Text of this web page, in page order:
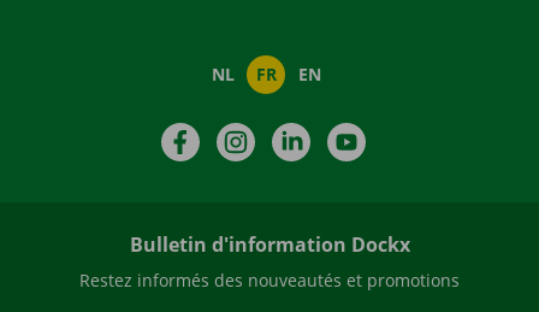
NL FR EN
FacebookInstagramLinkedIn
Bulletin d'information Dockx
Restez informés des nouveautés et promotions